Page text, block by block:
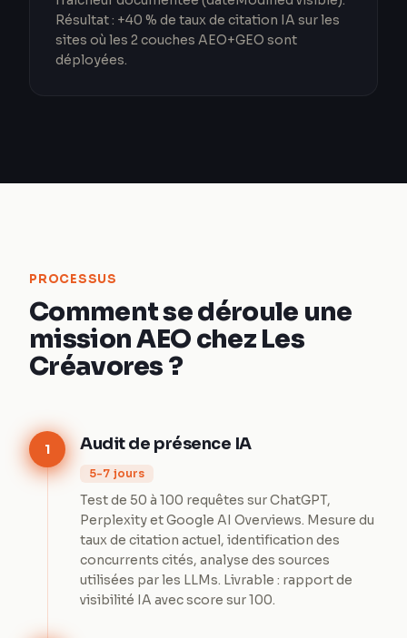
Résultat : +40 % de taux de citation IA sur les
sites où les 2 couches AEO+GEO sont
déployées.
PROCESSUS
Comment se déroule une
mission AEO chez Les
Créavores ?
1 Audit de présence IA
5-7 jours
Test de 50 à 100 requêtes sur ChatGPT,
Perplexity et Google AI Overviews. Mesure du
taux de citation actuel, identification des
concurrents cités, analyse des sources
utilisées par les LLMs. Livrable : rapport de
visibilité IA avec score sur 100.